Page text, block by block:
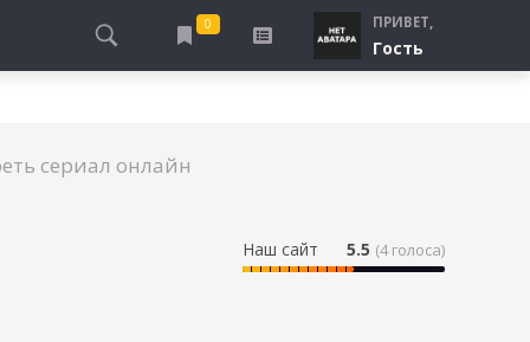
СПЕЦСЛУЖБЫ
ПРО ШКОЛУ, ПОДРОСТКОВ
0
БУДУ СМОТРЕТЬ
ПРИВЕТ,
Гость
сериал онлайн
Наш сайт 5.5 (4голоса)